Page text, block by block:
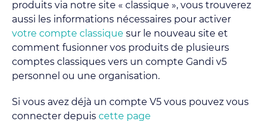
produits via notre site « classique », vous trouverez
aussi les informations nécessaires pour activer
votre compte classique sur le nouveau site et
comment fusionner vos produits de plusieurs
comptes classiques vers un compte Gandi v5
personnel ou une organisation.
Si vous avez déjà un compte V5 vous pouvez vous
connecter depuis cette page